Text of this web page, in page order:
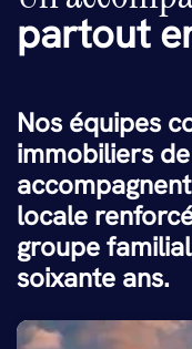
partout
Nos équipes
immobiliers
locale
groupe
soixante ans.